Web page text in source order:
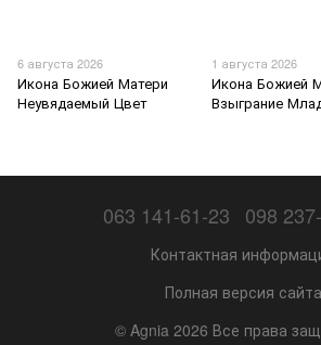
6 августа 2026
Икона Божией Матери
Неувядаемый Цвет
1 августа 2026
Икона Божией
Взыграние
063 141-61-23 098
Контактная
Полная версия сайта
© Agnia 2026 Все права